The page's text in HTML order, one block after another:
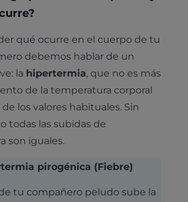
qué ocurre en el cuerpo de tu
debemos hablar de un
la hipertermia, que no es más
de la temperatura corporal
los valores habituales. Sin
todas las subidas de
son iguales.
pirogénica (Fiebre)
tu compañero peludo sube la